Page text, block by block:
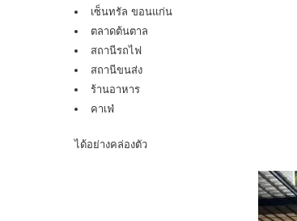
เซ็นทรัล ขอนแก่น
ตลาดต้นตาล
สถานีรถไฟ
สถานีขนส่ง
ร้านอาหาร
คาเฟ่
ได้อย่างคล่องตัว